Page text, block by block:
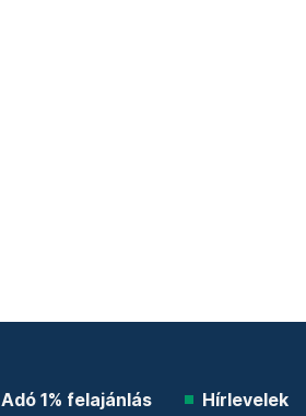
Adó 1% felajánlás Hírlevelek